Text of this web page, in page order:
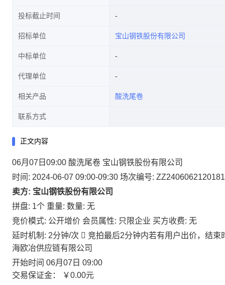
投标截止时间
招标单位 宝山钢铁股份有限公司
中标单位
代理单位
相关产品 酸洗尾卷
联系方式
正文内容
06月07日09:00 酸洗尾卷 宝山钢铁股份有限公司
时间: 2024-06-07 09:00-09:30 场次编号: ZZ2406062120181
卖方: 宝山钢铁股份有限公司
拼盘: 1个 重量: 数量: 无
竞价模式: 公开增价 会员属性: 只限企业 买方收费: 无
延时机制: 2分钟/次  竞拍最后2分钟内若有用户出价，结
海欧冶供应链有限公司
开始时间 06月07日 09:00
交易保证金：
￥0.00元